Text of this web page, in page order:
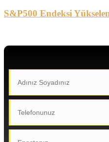
S&P500 Endeksi